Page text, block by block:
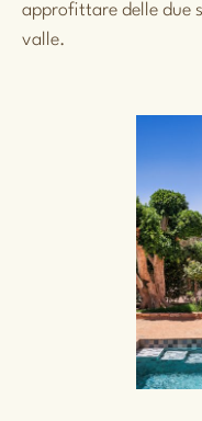
approfittare delle due
valle.